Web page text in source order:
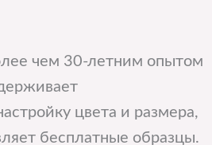
чем 30-летним опытом
цвета и размера,
бесплатные образцы.